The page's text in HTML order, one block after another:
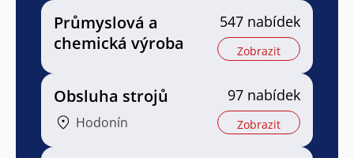
Průmyslová a
chemická výroba
547 nabídek
Zobrazit
Obsluha strojů
Hodonín
97 nabídek
Zobrazit